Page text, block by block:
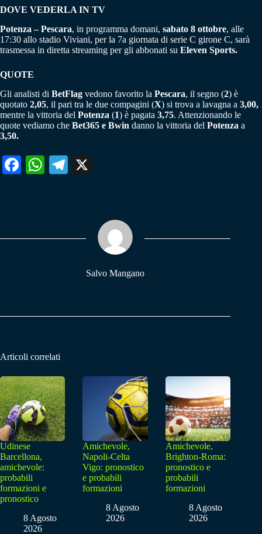
DOVE VEDERLA IN TV
Potenza – Pescara, in programma domani, sabato 8 ottobre, alle
17:30 allo stadio Viviani, per la 7a giornata di serie C girone C, sarà
trasmessa in diretta streaming per gli abbonati su Eleven Sports.
QUOTE
Gli analisti di BetFlag vedono favorito la Pescara, il segno (2) è
quotato 2,05, il pari tra le due compagini (X) si trova a lavagna a 3,00,
mentre la vittoria del Potenza (1) è pagata 3,75. Attenzionando le
quote vediamo che Bet365 e Bwin danno la vittoria del Potenza a
3,50.
Fa W
pp
Te
m
Salvo Mangano
Articoli correlati
Udinese
Barcellona,
amichevole:
probabili
formazioni e
pronostico
8 Agosto
2026
Amichevole,
Napoli-Celta
Vigo: pronostico
e probabili
formazioni
8 Agosto
2026
Amichevole,
Brighton-Roma:
pronostico e
probabili
formazioni
8 Agosto
2026